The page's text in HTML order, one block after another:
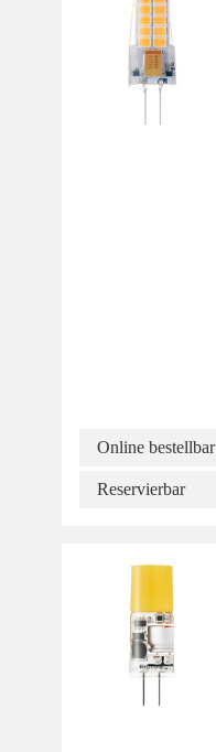
Online bestellbar
Reservierbar